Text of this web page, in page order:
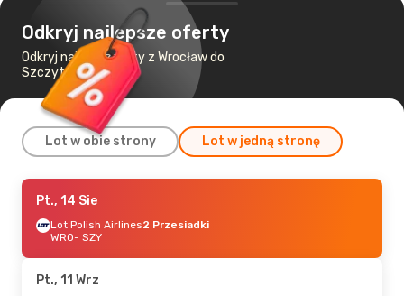
Odkryj najlepsze oferty
Odkryj najtańsze loty z Wrocław do
Szczytno
Lot w obie strony Lot w jedną stronę
Pt., 14 Sie
Lot Polish Airlines
2 Przesiadki
Lot Polish Airlines
2 Przesiadki
SZY - WRO
Pt., 14 Sie
Lot Polish Airlines2 Przesiadki
WRO- SZY
Pt., 11 Wrz